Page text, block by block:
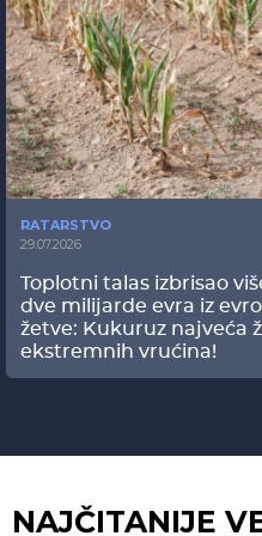
RATARSTVO
29.07.2026
Toplotni talas izbrisao
dve milijarde evra iz
žetve: Kukuruz najveća
ekstremnih vrućina!
NAJČITANIJE